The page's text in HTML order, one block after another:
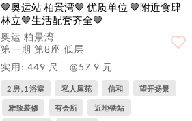
🤎奥运站 柏景湾🤎 优质单位 🤎附近食肆
林立🤎生活配套齐全🤎
奥运 柏景湾
第一期 第8座 低层
实用: 449 尺
@57.9 元
2 房 , 1 浴室 私人屋苑 信和 望开扬景
雅致装修 有会所 近地铁站